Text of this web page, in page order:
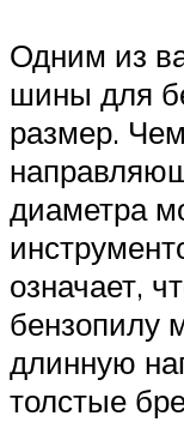
Одним из
шины для
размер.
диаметра
означает,
бензопилу
длинную
толстые